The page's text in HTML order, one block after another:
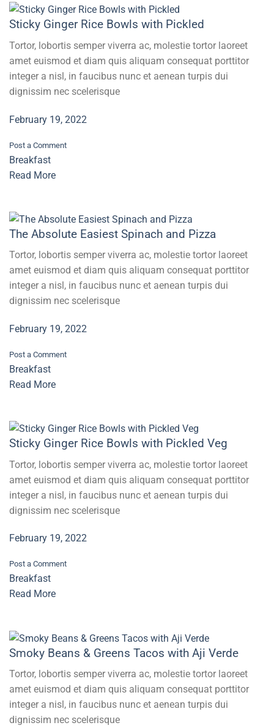
Sticky Ginger Rice Bowls with Pickled
Tortor, lobortis semper viverra ac, molestie tortor laoreet
amet euismod et diam quis aliquam consequat porttitor
integer a nisl, in faucibus nunc et aenean turpis dui
dignissim nec scelerisque
February 19, 2022
Post a Comment
Breakfast
Read More
The Absolute Easiest Spinach and Pizza
Tortor, lobortis semper viverra ac, molestie tortor laoreet
amet euismod et diam quis aliquam consequat porttitor
integer a nisl, in faucibus nunc et aenean turpis dui
dignissim nec scelerisque
February 19, 2022
Post a Comment
Breakfast
Read More
Sticky Ginger Rice Bowls with Pickled Veg
Tortor, lobortis semper viverra ac, molestie tortor laoreet
amet euismod et diam quis aliquam consequat porttitor
integer a nisl, in faucibus nunc et aenean turpis dui
dignissim nec scelerisque
February 19, 2022
Post a Comment
Breakfast
Read More
Smoky Beans & Greens Tacos with Aji Verde
Tortor, lobortis semper viverra ac, molestie tortor laoreet
amet euismod et diam quis aliquam consequat porttitor
integer a nisl, in faucibus nunc et aenean turpis dui
dignissim nec scelerisque